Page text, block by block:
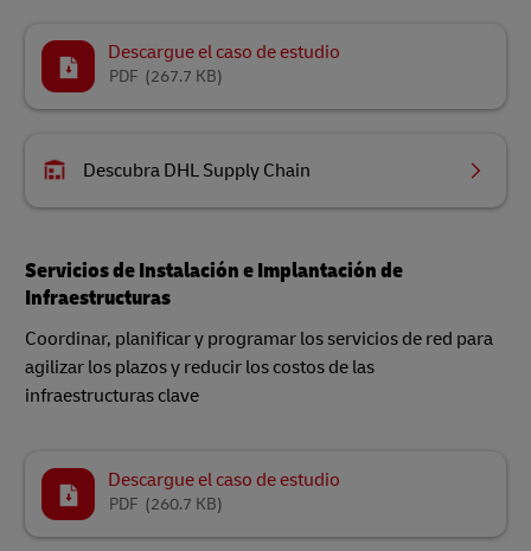
Descargue el caso de estudio
(267.7 KB)
PDF
Descubra DHL Supply Chain
Servicios de Instalación e Implantación de
Infraestructuras
Coordinar, planificar y programar los servicios de red para
agilizar los plazos y reducir los costos de las
infraestructuras clave
Descargue el caso de estudio
(260.7 KB)
PDF